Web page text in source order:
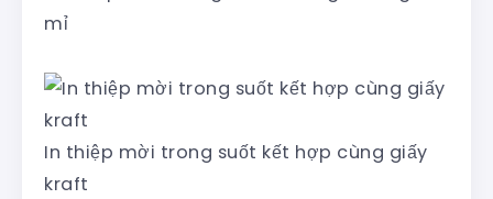
mỉ
In thiệp mời trong suốt kết hợp cùng giấy
kraft